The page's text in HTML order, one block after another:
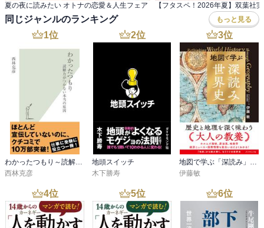
夏の夜に読みたい オトナの恋愛＆人生フェア
同じジャンルのランキング もっと見る
1位
わかったつもり～読解力がつかない本当の原因～
西林克彦
2位
地頭スイッチ
木下勝寿
3位
地図で学ぶ「深読み」世界史
伊藤敏
4位 5位 6位